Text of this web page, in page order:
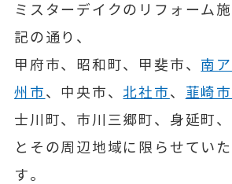
ミスターデイクのリフォーム
記の通り、
甲府市、昭和町、甲斐市、 南
州市、中央市、北社市、 韮崎市
士川町、市川三郷町、身延町
とその周辺地域に限らせてい
す。